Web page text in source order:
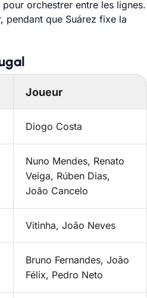
orchestrer entre les lignes.
pendant que Suárez fixe la
Joueur
Diogo Costa
Nuno Mendes, Renato
Veiga, Rúben Dias,
João Cancelo
Vitinha, João Neves
Bruno Fernandes, João
Félix, Pedro Neto